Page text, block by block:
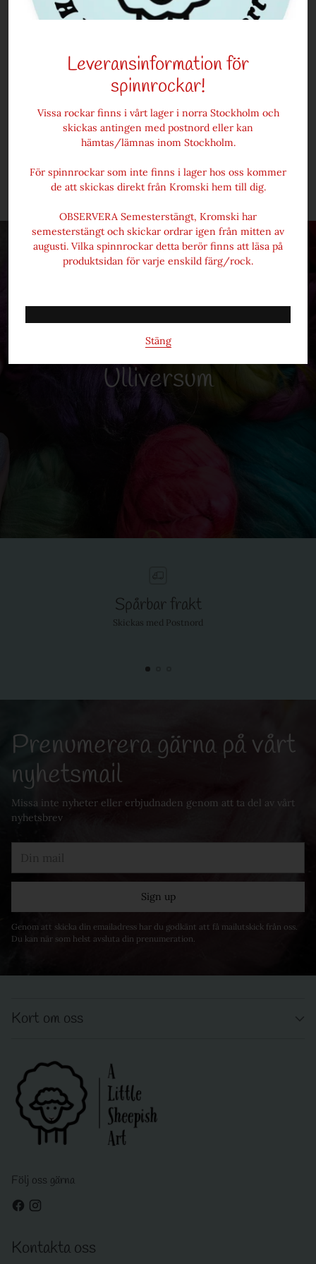
Leveransinformation för
spinnrockar!
Vissa rockar finns i vårt lager i norra Stockholm och
skickas antingen med postnord eller kan
hämtas/lämnas inom Stockholm.
För spinnrockar som inte finns i lager hos oss kommer
de att skickas direkt från Kromski hem till dig.
OBSERVERA Semesterstängt, Kromski har
semesterstängt och skickar ordrar igen från mitten av
augusti. Vilka spinnrockar detta berör finns att läsa på
produktsidan för varje enskild färg/rock.
Stäng
* Alla viktmått är ungefärliga
* Tänk på att färger kan upplevas annorlunda beroende på
skillnader i färginställningar mellan olika skärmar.
Frakt och prisinformation
Ulliversum
Spårbar frakt
Skickas med Postnord
Prenumerera gärna på vårt
nyhetsmail
Missa inte nyheter eller erbjudnaden genom att ta del av vårt
nyhetsbrev
Sign up
Genom att skicka din emailadress har du godkänt att få mailutskick från oss.
Du kan när som helst avsluta din prenumeration.
Kort om oss
Följ oss gärna
Kontakta oss